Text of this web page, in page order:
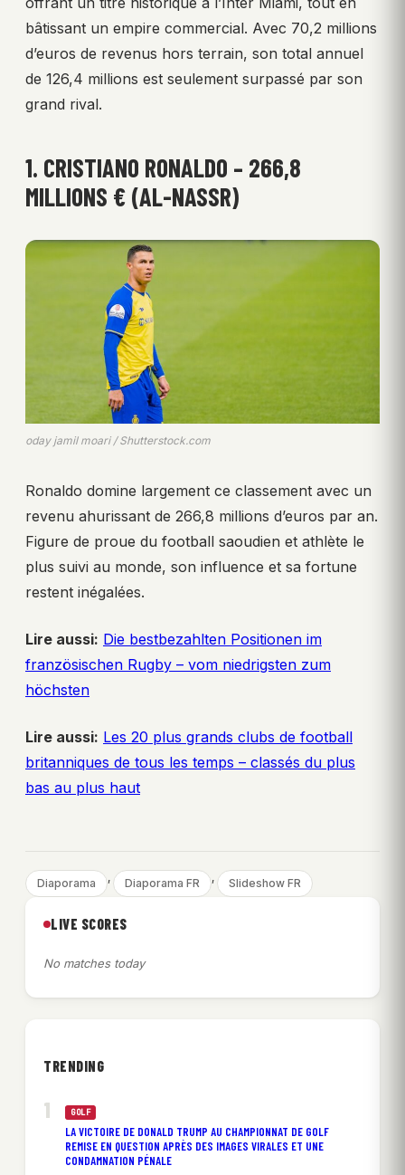
bâtissant un empire commercial. Avec 70,2 millions
d’euros de revenus hors terrain, son total annuel
de 126,4 millions est seulement surpassé par son
grand rival.
1. CRISTIANO RONALDO – 266,8
MILLIONS € (AL-NASSR)
oday jamil moari / Shutterstock.com
Ronaldo domine largement ce classement avec un
revenu ahurissant de 266,8 millions d’euros par an.
Figure de proue du football saoudien et athlète le
plus suivi au monde, son influence et sa fortune
restent inégalées.
Lire aussi: Die bestbezahlten Positionen im
französischen Rugby – vom niedrigsten zum
höchsten
Lire aussi: Les 20 plus grands clubs de football
britanniques de tous les temps – classés du plus
bas au plus haut
Diaporama , Diaporama FR , Slideshow FR
LIVE SCORES
No matches today
TRENDING
GOLF
LA VICTOIRE DE DONALD TRUMP AU CHAMPIONNAT DE GOLF
REMISE EN QUESTION APRÈS DES IMAGES VIRALES ET UNE
CONDAMNATION PÉNALE